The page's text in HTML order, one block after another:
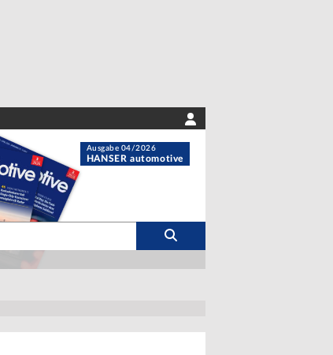
Ausgabe 04/2026
HANSER automotive